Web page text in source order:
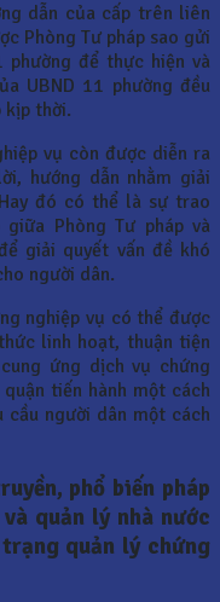
dẫn của cấp trên liên
Phòng Tư pháp sao gửi
phường để thực hiện và
UBND 11 phường đều
kịp thời.
vụ còn được diễn ra
hướng dẫn nhằm giải
đó có thể là sự trao
Phòng Tư pháp và
giải quyết vấn đề khó
người dân.
nghiệp vụ có thể được
linh hoạt, thuận tiện
ứng dịch vụ chứng
tiến hành một cách
cầu người dân một cách
phổ biến pháp
quản lý nhà nước
quản lý chứng